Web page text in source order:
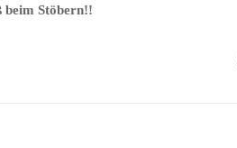
beim Stöbern!!